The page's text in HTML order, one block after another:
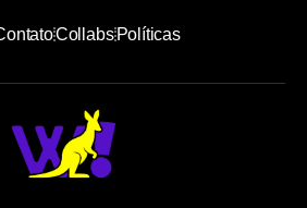
CollabsPolíticas